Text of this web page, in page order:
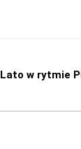
Lato w rytmie